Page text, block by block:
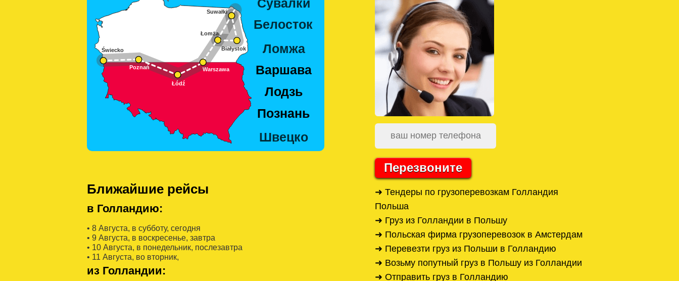
Ближайшие рейсы
в Голландию:
• 8 Августa, в субботу, сегодня
• 9 Августa, в воскресенье, завтра
• 10 Августa, в понедельник, послезавтра
• 11 Августa, во вторник,
из Голландии:
Перезвоните
➜ Тендеры по грузоперевозкам Голландия
Польша
➜ Груз из Голландии в Польшу
➜ Польская фирма грузоперевозок в Амстердам
➜ Перевезти груз из Польши в Голландию
➜ Возьму попутный груз в Польшу из Голландии
➜ Отправить груз в Голландию